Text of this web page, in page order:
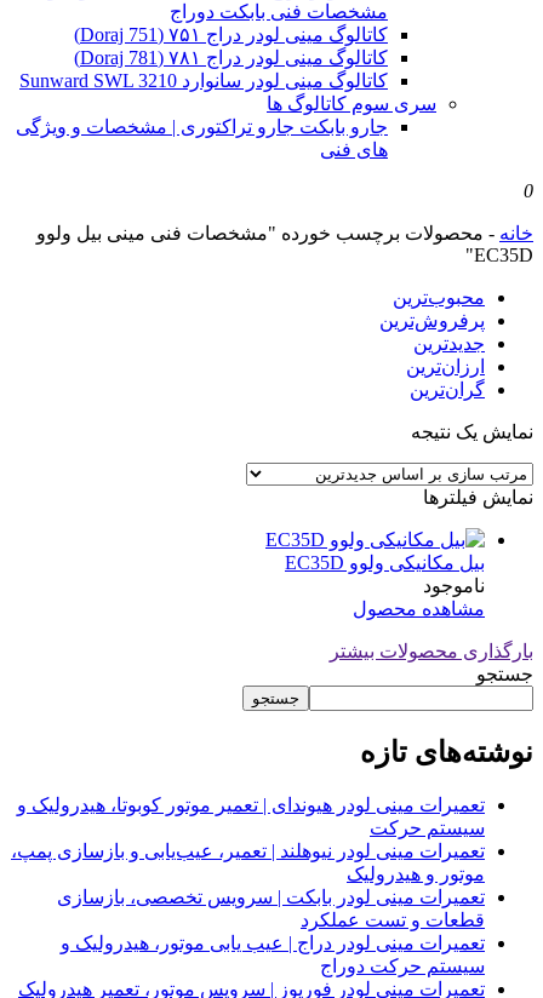
مشخصات فنی بابکت دوراج
کاتالوگ مینی لودر دراج ۷۵۱ (Doraj 751)
کاتالوگ مینی لودر دراج ۷۸۱ (Doraj 781)
کاتالوگ مینی لودر سانوارد Sunward SWL 3210
سری سوم کاتالوگ ها
جارو بابکت جارو تراکتوری | مشخصات و ویژگی
های فنی
0
خانه - محصولات برچسب خورده "مشخصات فنی مینی بیل ولوو
EC35D"
محبوب‌ترین
پرفروش‌ترین
جدیدترین
ارزان‌ترین
گران‌ترین
نمایش یک نتیجه
نمایش فیلترها
بیل مکانیکی ولوو EC35D
ناموجود
مشاهده محصول
بارگذاری محصولات بیشتر
جستجو
جستجو
نوشته‌های تازه
تعمیرات مینی لودر هیوندای | تعمیر موتور کوبوتا، هیدرولیک و
سیستم حرکت
تعمیرات مینی لودر نیوهلند | تعمیر، عیب‌یابی و بازسازی پمپ،
موتور و هیدرولیک
تعمیرات مینی لودر بابکت | سرویس تخصصی، بازسازی
قطعات و تست عملکرد
تعمیرات مینی لودر دراج | عیب یابی موتور، هیدرولیک و
سیستم حرکت دوراج
تعمیرات مینی لودر فوریوز | سرویس موتور، تعمیر هیدرولیک